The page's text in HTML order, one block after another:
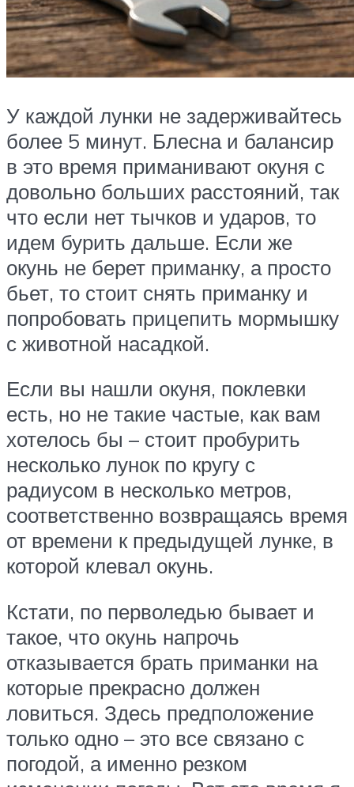
У каждой лунки не задерживайтесь
более 5 минут. Блесна и балансир
в это время приманивают окуня с
довольно больших расстояний, так
что если нет тычков и ударов, то
идем бурить дальше. Если же
окунь не берет приманку, а просто
бьет, то стоит снять приманку и
попробовать прицепить мормышку
с животной насадкой.
Если вы нашли окуня, поклевки
есть, но не такие частые, как вам
хотелось бы – стоит пробурить
несколько лунок по кругу с
радиусом в несколько метров,
соответственно возвращаясь время
от времени к предыдущей лунке, в
которой клевал окунь.
Кстати, по перволедью бывает и
такое, что окунь напрочь
отказывается брать приманки на
которые прекрасно должен
ловиться. Здесь предположение
только одно – это все связано с
погодой, а именно резком